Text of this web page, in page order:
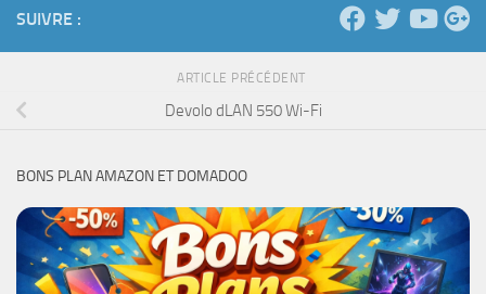
SUIVRE :
ARTICLE PRÉCÉDENT
Devolo dLAN 550 Wi-Fi
BONS PLAN AMAZON ET DOMADOO